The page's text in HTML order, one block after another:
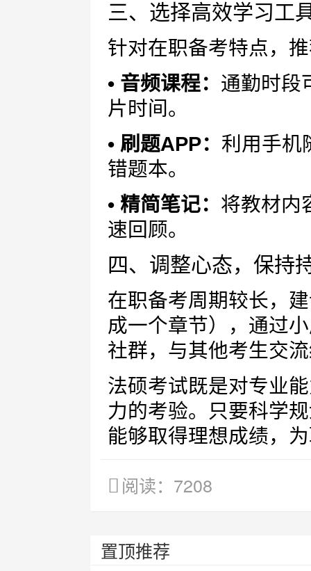
三、选择高效学习工
针对在职备考特点，
• 音频课程： 通勤时段
片时间。
• 刷题APP： 利用手机
错题本。
• 精简笔记： 将教材内
速回顾。
四、调整心态，保持
在职备考周期较长，
成一个章节），通过
社群，与其他考生交
法硕考试既是对专业
力的考验。只要科学
能够取得理想成绩，
阅读：7208
置顶推荐